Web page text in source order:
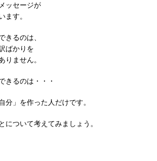
ッセージが
ます。
きるのは、
ばかりを
りません。
きるのは・・・
分」を作った人だけです。
について考えてみましょう。